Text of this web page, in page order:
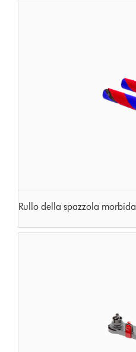
Rullo della spazzola morbida